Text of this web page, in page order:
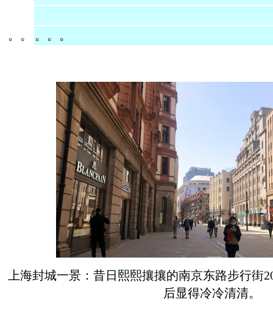
。。 。。。
上海封城一景：昔日熙熙攘攘的南京东路步行街
后显得冷冷清清。